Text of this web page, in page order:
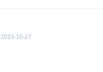
2023-10-27